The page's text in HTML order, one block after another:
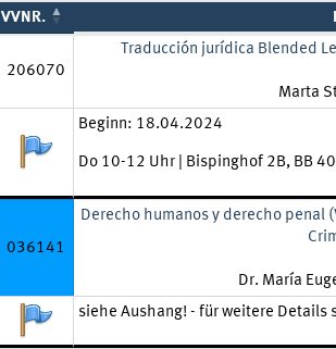
VVNR.
206070
Traducción jurídica Blended
Marta
Anmeldestatus:
Zeit und Ort:
Beginn: 18.04.2024
Do 10-12 Uhr | Bispinghof 2B, BB
036141
Derecho humanos y derecho penal
Lehrkraft:
Dr. María
Anmeldestatus:
Zeit und Ort:
siehe Aushang! - für weitere Details